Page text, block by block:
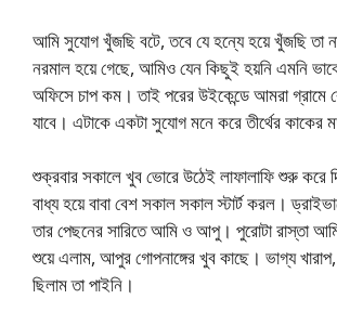
আমি সুযোগ খুঁজছি বটে, তবে যে হন্যে হয়ে খুঁজছি
নরমাল হয়ে গেছে, আমিও যেন কিছুই হয়নি এমনি
অফিসে চাপ কম। তাই পরের উইকেন্ডে আমরা গ্রামে
যাবে। এটাকে একটা সুযোগ মনে করে তীর্থের কাকের
শুক্রবার সকালে খুব ভোরে উঠেই লাফালাফি শুরু করে
বাধ্য হয়ে বাবা বেশ সকাল সকাল স্টার্ট করল।
তার পেছনের সারিতে আমি ও আপু। পুরোটা রাস্তা
শুয়ে এলাম, আপুর গোপনাঙ্গের খুব কাছে। ভাগ্য
ছিলাম তা পাইনি।